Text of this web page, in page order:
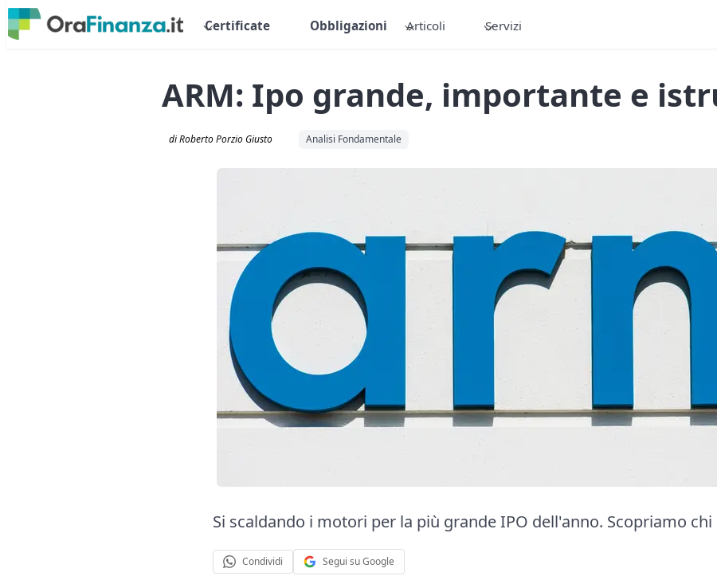
Certificate Obbligazioni Articoli Servizi
ARM: Ipo grande, importante e
di Roberto Porzio Giusto Analisi Fondamentale
Si scaldando i motori per la più grande IPO dell'anno. Scopriamo chi
Condividi Segui su Google